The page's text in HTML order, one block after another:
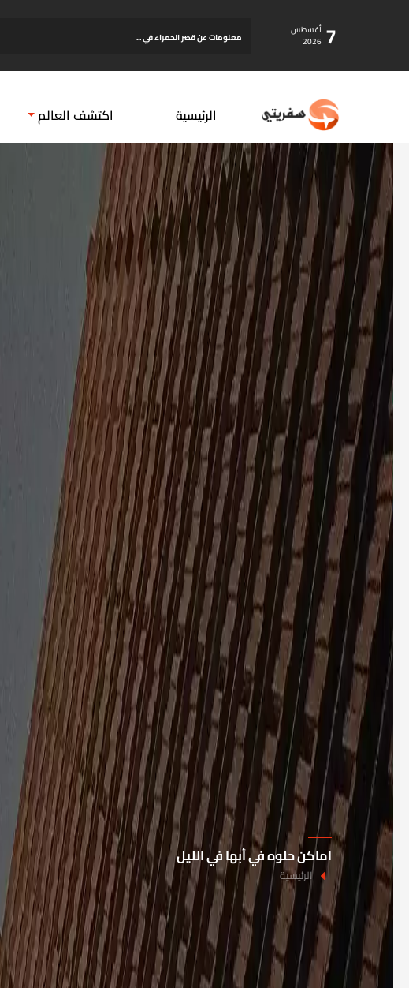
7 أغسطس
2026 معلومات عن قصر الحمراء في ...
الرئيسية اكتشف العالم
اماكن حلوه في أبها في الليل
الرئيسية